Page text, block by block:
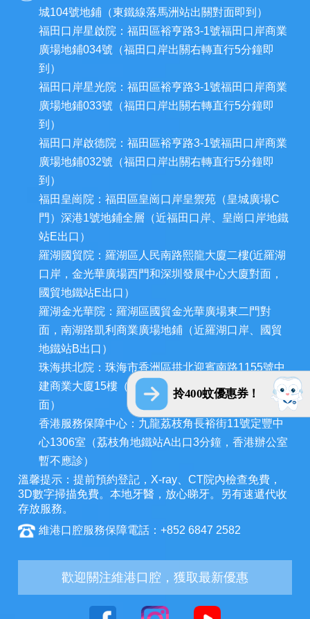
拎400蚊優惠券！
城104號地鋪（東鐵線落馬洲站出關對面即到）
福田口岸星啟院：福田區裕亨路3-1號福田口岸商業
廣場地鋪034號（福田口岸出關右轉直行5分鐘即
到）
福田口岸星光院：福田區裕亨路3-1號福田口岸商業
廣場地鋪033號（福田口岸出關右轉直行5分鐘即
到）
福田口岸啟德院：福田區裕亨路3-1號福田口岸商業
廣場地鋪032號（福田口岸出關右轉直行5分鐘即
到）
福田皇崗院：福田區皇崗口岸皇禦苑（皇城廣場C
門）深港1號地鋪全層（近福田口岸、皇崗口岸地鐵
站E出口）
羅湖國貿院：羅湖區人民南路熙龍大廈二樓(近羅湖
口岸，金光華廣場西門和深圳發展中心大廈對面，
國貿地鐵站E出口）
羅湖金光華院：羅湖區國貿金光華廣場東二門對
面，南湖路凱利商業廣場地鋪（近羅湖口岸、國貿
地鐵站B出口）
珠海拱北院：珠海市香洲區拱北迎賓南路1155號中
建商業大廈15樓（近拱北口岸，迎賓百貨廣場對
面）
香港服務保障中心：九龍荔枝角長裕街11號定豐中
心1306室（荔枝角地鐵站A出口3分鐘，香港辦公室
暫不應診）
溫馨提示：提前預約登記，X-ray、CT院內檢查免費，
3D數字掃描免費。本地牙醫，放心睇牙。另有速遞代收
存放服務。
維港口腔服務保障電話：+852 6847 2582
歡迎關注維港口腔，獲取最新優惠